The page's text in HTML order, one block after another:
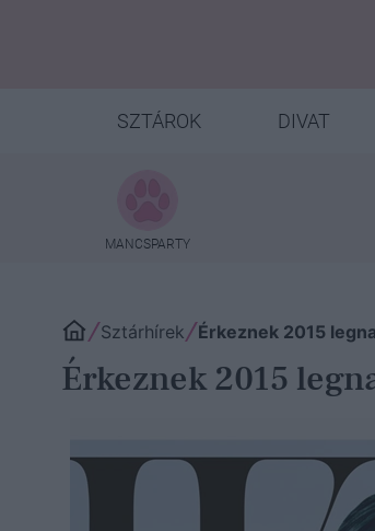
SZTÁROK DIVAT
MANCSPARTY
Sztárhírek Érkeznek 2015
Érkeznek 2015